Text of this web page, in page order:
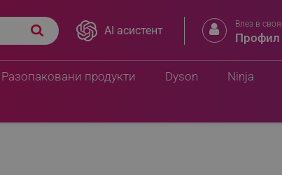
AI асистент  Влез в своя
Профил
Разопаковани продукти Dyson Ninja
ПЦД:8.12 € / 15.89 лв.
Добави в количка